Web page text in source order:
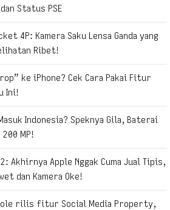
Status PSE
4P: Kamera Saku Lensa Ganda yang
Ribet!
ke iPhone? Cek Cara Pakai Fitur
Ini!
Indonesia? Speknya Gila, Baterai
MP!
Akhirnya Apple Nggak Cuma Jual Tipis,
dan Kamera Oke!
rilis fitur Social Media Property,